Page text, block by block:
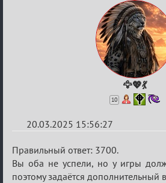
🦅💖💃
10
20.03.2025 15:56:27
Re:
Биатлон
Правильный ответ: 3700.
Вы оба не успели, но у игры
поэтому задаётся дополнительный